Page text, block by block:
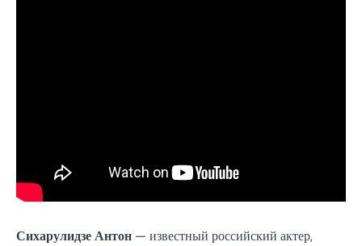
Сихарулидзе Антон — известный российский актер,